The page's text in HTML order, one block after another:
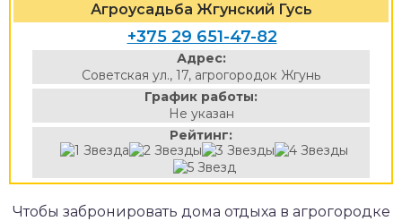
Агроусадьба Жгунский Гусь
+375 29 651-47-82
Адрес:
Советская ул., 17, агрогородок Жгунь
График работы:
Не указан
Рейтинг:
Чтобы забронировать дома отдыха в агрогородке